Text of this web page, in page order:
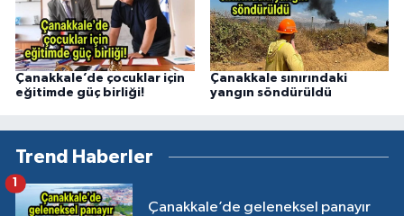
Çanakkale’de çocuklar için
eğitimde güç birliği!
Çanakkale sınırındaki
yangın söndürüldü
Trend Haberler
Çanakkale’de geleneksel panayır